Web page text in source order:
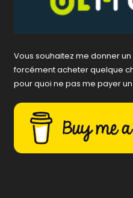
Vous souhaitez me donner
forcément acheter quelque
pour quoi ne pas me payer